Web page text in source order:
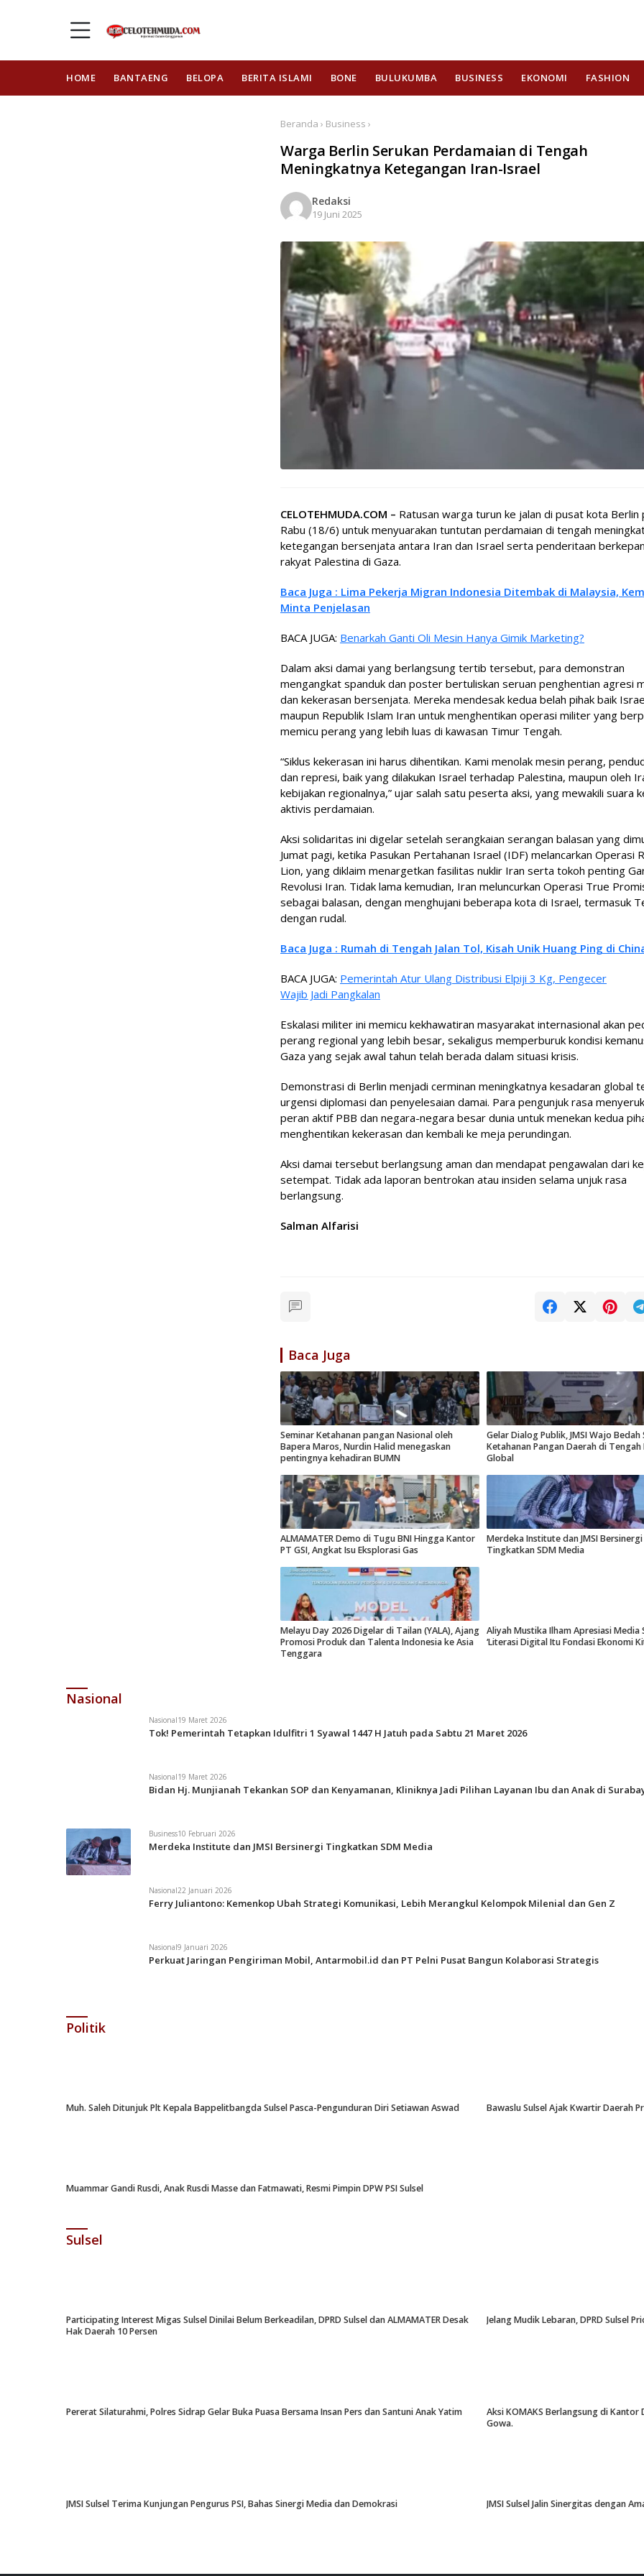
HOME BANTAENG BELOPA BERITA ISLAMI BONE BULUKUMBA BUSINESS EKONOMI FASHION
Beranda › Business ›
Warga Berlin Serukan Perdamaian di Tengah
Meningkatnya Ketegangan Iran-Israel
Redaksi
19 Juni 2025
CELOTEHMUDA.COM – Ratusan warga turun ke jalan di pusat kota Berlin
Rabu (18/6) untuk menyuarakan tuntutan perdamaian di tengah
ketegangan bersenjata antara Iran dan Israel serta penderitaan
rakyat Palestina di Gaza.
Baca Juga : Lima Pekerja Migran Indonesia Ditembak di Malaysia,
Minta Penjelasan
BACA JUGA: Benarkah Ganti Oli Mesin Hanya Gimik Marketing?
Dalam aksi damai yang berlangsung tertib tersebut, para demonstran
mengangkat spanduk dan poster bertuliskan seruan penghentian agresi
dan kekerasan bersenjata. Mereka mendesak kedua belah pihak baik
maupun Republik Islam Iran untuk menghentikan operasi militer yang
memicu perang yang lebih luas di kawasan Timur Tengah.
“Siklus kekerasan ini harus dihentikan. Kami menolak mesin perang,
dan represi, baik yang dilakukan Israel terhadap Palestina, maupun oleh
kebijakan regionalnya,” ujar salah satu peserta aksi, yang mewakili suara
aktivis perdamaian.
Aksi solidaritas ini digelar setelah serangkaian serangan balasan yang
Jumat pagi, ketika Pasukan Pertahanan Israel (IDF) melancarkan Operasi
Lion, yang diklaim menargetkan fasilitas nuklir Iran serta tokoh penting
Revolusi Iran. Tidak lama kemudian, Iran meluncurkan Operasi True
sebagai balasan, dengan menghujani beberapa kota di Israel, termasuk
dengan rudal.
Baca Juga : Rumah di Tengah Jalan Tol, Kisah Unik Huang Ping di
BACA JUGA: Pemerintah Atur Ulang Distribusi Elpiji 3 Kg, Pengecer
Wajib Jadi Pangkalan
Eskalasi militer ini memicu kekhawatiran masyarakat internasional akan
perang regional yang lebih besar, sekaligus memperburuk kondisi
Gaza yang sejak awal tahun telah berada dalam situasi krisis.
Demonstrasi di Berlin menjadi cerminan meningkatnya kesadaran global
urgensi diplomasi dan penyelesaian damai. Para pengunjuk rasa
peran aktif PBB dan negara-negara besar dunia untuk menekan kedua
menghentikan kekerasan dan kembali ke meja perundingan.
Aksi damai tersebut berlangsung aman dan mendapat pengawalan dari
setempat. Tidak ada laporan bentrokan atau insiden selama unjuk rasa
berlangsung.
Salman Alfarisi
Baca Juga
Seminar Ketahanan pangan Nasional oleh
Bapera Maros, Nurdin Halid menegaskan
pentingnya kehadiran BUMN
Gelar Dialog Publik, JMSI Wajo
Ketahanan Pangan Daerah di Tengah
Global
ALMAMATER Demo di Tugu BNI Hingga Kantor
PT GSI, Angkat Isu Eksplorasi Gas
Merdeka Institute dan JMSI Bersinergi
Tingkatkan SDM Media
Melayu Day 2026 Digelar di Tailan (YALA), Ajang
Promosi Produk dan Talenta Indonesia ke Asia
Tenggara
Aliyah Mustika Ilham Apresiasi Media
‘Literasi Digital Itu Fondasi Ekonomi
Nasional
Nasional19 Maret 2026
Tok! Pemerintah Tetapkan Idulfitri 1 Syawal 1447 H Jatuh pada Sabtu 21 Maret 2026
Nasional19 Maret 2026
Bidan Hj. Munjianah Tekankan SOP dan Kenyamanan, Kliniknya Jadi Pilihan Layanan Ibu dan Anak di
Business10 Februari 2026
Merdeka Institute dan JMSI Bersinergi Tingkatkan SDM Media
Nasional22 Januari 2026
Ferry Juliantono: Kemenkop Ubah Strategi Komunikasi, Lebih Merangkul Kelompok Milenial dan Gen Z
Nasional9 Januari 2026
Perkuat Jaringan Pengiriman Mobil, Antarmobil.id dan PT Pelni Pusat Bangun Kolaborasi Strategis
Politik
Muh. Saleh Ditunjuk Plt Kepala Bappelitbangda Sulsel Pasca-Pengunduran Diri Setiawan Aswad Bawaslu Sulsel Ajak Kwartir Daerah
Muammar Gandi Rusdi, Anak Rusdi Masse dan Fatmawati, Resmi Pimpin DPW PSI Sulsel
Sulsel
Participating Interest Migas Sulsel Dinilai Belum Berkeadilan, DPRD Sulsel dan ALMAMATER Desak
Hak Daerah 10 Persen
Jelang Mudik Lebaran, DPRD Sulsel
Pererat Silaturahmi, Polres Sidrap Gelar Buka Puasa Bersama Insan Pers dan Santuni Anak Yatim
Aksi KOMAKS Berlangsung di Kantor
Gowa.
JMSI Sulsel Terima Kunjungan Pengurus PSI, Bahas Sinergi Media dan Demokrasi JMSI Sulsel Jalin Sinergitas dengan